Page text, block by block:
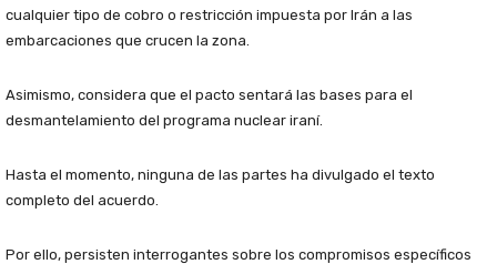
cualquier tipo de cobro o restricción impuesta por Irán a las
embarcaciones que crucen la zona.
Asimismo, considera que el pacto sentará las bases para el
desmantelamiento del programa nuclear iraní.
Hasta el momento, ninguna de las partes ha divulgado el texto
completo del acuerdo.
Por ello, persisten interrogantes sobre los compromisos específicos